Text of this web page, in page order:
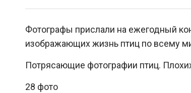
Фотографы прислали на ежегодный
изображающих жизнь птиц по всему
Потрясающие фотографии птиц.
28 фото